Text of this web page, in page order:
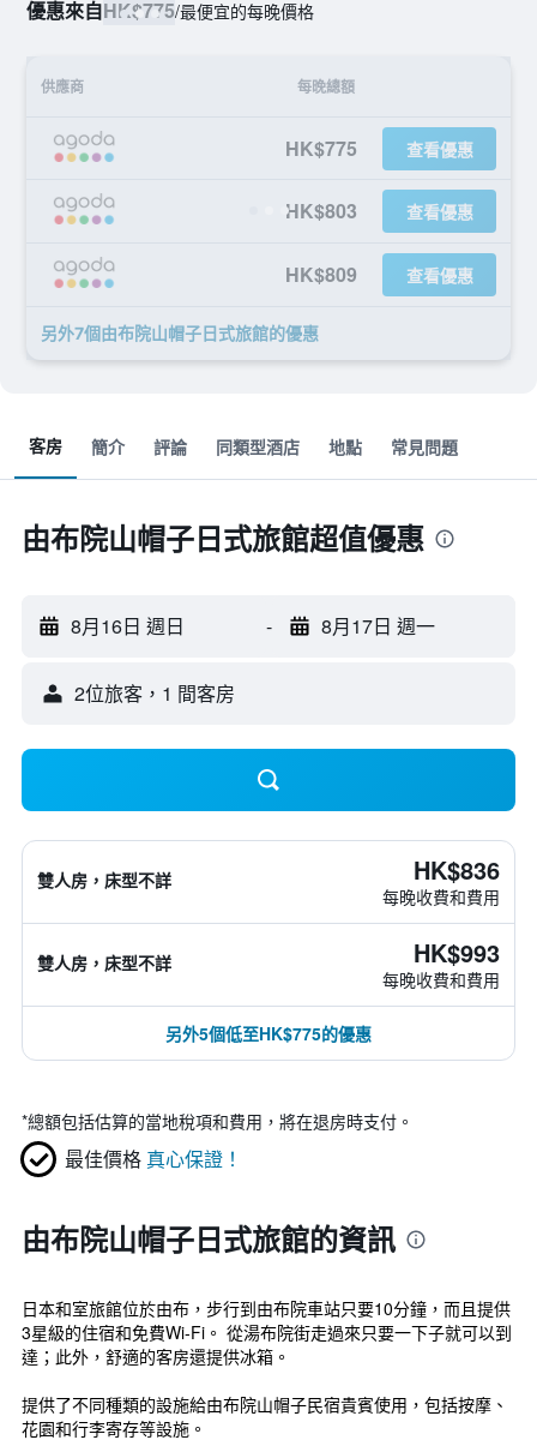
優惠來自HK$775/最便宜的每晚價格
供應商 每晚總額
HK$775 查看優惠
HK$803 查看優惠
HK$809 查看優惠
另外7個由布院山帽子日式旅館​的優惠
客房 簡介 評論 同類型酒店 地點 常見問題
由布院山帽子日式旅館超值優惠
8月16日 週日 - 8月17日 週一
2位旅客，1 間客房
雙人房，床型不詳 HK$836
每晚收費和費用
雙人房，床型不詳 HK$993
每晚收費和費用
另外5個低至HK$775的優惠
*總額包括估算的當地稅項和費用，將在退房時支付。
最佳價格 真心保證！
由布院山帽子日式旅館的資訊
日本和室旅館位於由布，步行到由布院車站只要10分鐘，而且提供
3星級的住宿和免費Wi-Fi。 從湯布院街走過來只要一下子就可以到
達；此外，舒適的客房還提供冰箱。
提供了不同種類的設施給由布院山帽子民宿貴賓使用，包括按摩、
花園和行李寄存等設施。